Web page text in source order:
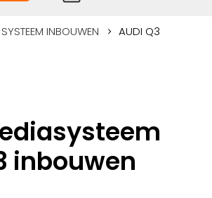
INBOUWEN AUDI Q3
inbouwen